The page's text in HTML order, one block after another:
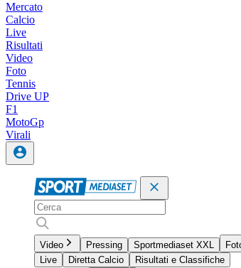
Mercato
Calcio
Live
Risultati
Video
Foto
Tennis
Drive UP
F1
MotoGp
Virali
Video Pressing Sportmediaset XXL
Live
Diretta Calcio
Risultati e Classifiche